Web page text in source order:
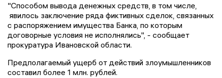
"Способом вывода денежных средств, в том числе,
явилось заключение ряда фиктивных сделок, связанных
с распоряжением имущества Банка, по которым
договорные условия не исполнялись", - сообщает
прокуратура Ивановской области.
Предполагаемый ущерб от действий злоумышленников
составил более 1 млн. рублей.